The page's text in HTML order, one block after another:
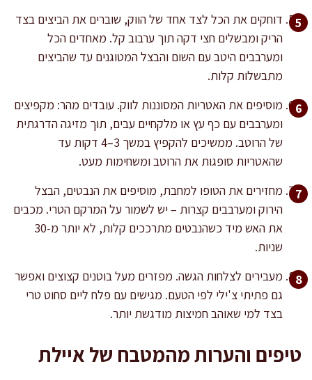
דוחקים את הכל לצד אחד של הווק, שוברים את הביצים בצד
הריק ומבשלים חצי דקה תוך ערבוב קל. מאחדים הכל
ומערבבים היטב עם השום והבצל המטוגנים עד שהביצים
מתבשלות קלות.
מוסיפים את האטריות המסוננות לווק. עובדים מהר: מקפיצים
ומערבבים עם כף עץ או מלקחיים עבים, תוך מזיגה הדרגתית
של הרוטב. ממשיכים להקפיץ במשך 3–4 דקות עד
שהאטריות סופגות את הרוטב ומשחימות מעט.
מחזירים את הטופו למחבת, מוסיפים את הנבטים, הבצל
הירוק ומערבבים קצרות – יש לשמור על המרקם הטרי. מכבים
את האש מיד כשהנבטים מתרככים קלות, לא יותר מ-30
שניות.
מעבירים לצלחות הגשה. מפזרים מעל בוטנים קצוצים ואפשר
גם פתיתי צ'ילי לפי הטעם. מגישים עם פלח ליים סחוט טרי
בצד למי שאוהב חמיצות מודגשת יותר.
טיפים והערות מהמטבח של איילת